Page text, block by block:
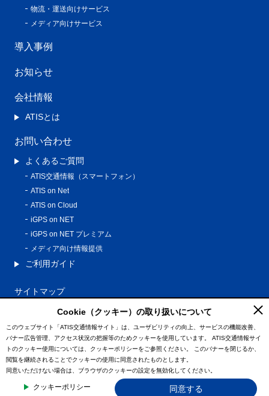
物流・運送向けサービス
メディア向けサービス
導入事例
お知らせ
会社情報
ATISとは
お問い合わせ
よくあるご質問
ATIS交通情報（スマートフォン）
ATIS on Net
ATIS on Cloud
iGPS on NET
iGPS on NET プレミアム
メディア向け情報提供
ご利用ガイド
サイトマップ
プライバシーポリシー
利用規約
特定商取引法に基づく表記
情報の外部通信について
© ATIS Co.,Ltd. All Rights Reserved.
Cookie（クッキー）の取り扱いについて
このウェブサイト「ATIS交通情報サイト」は、ユーザビリティの向上、サービスの機能改善、
バナー広告管理、アクセス状況の把握等のためクッキーを使用しています。
ATIS交通情報サイ
トのクッキー使用については、クッキーポリシーをご参照ください。
このバナーを閉じるか、
閲覧を継続されることでクッキーの使用に同意されたものとします。
同意いただけない場合は、ブラウザのクッキーの設定を無効化してください。
クッキーポリシー 同意する